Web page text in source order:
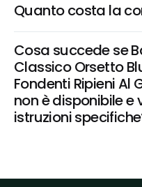
Quanto costa la
Cosa succede se
Classico Orsetto
Fondenti Ripieni Al
non è disponibile e
istruzioni